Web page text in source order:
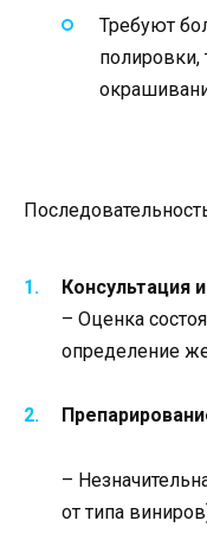
Требуют
Консультация
– Оценка
определение
–
от типа